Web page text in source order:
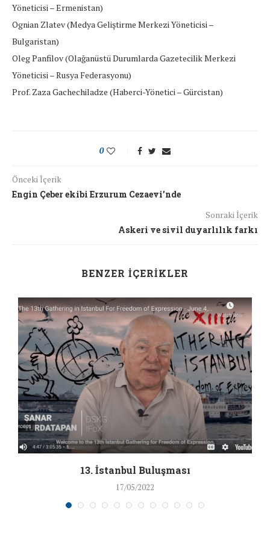
Yöneticisi – Ermenistan)
Ognian Zlatev (Medya Geliştirme Merkezi Yöneticisi –
Bulgaristan)
Oleg Panfilov (Olağanüstü Durumlarda Gazetecilik Merkezi
Yöneticisi – Rusya Federasyonu)
Prof. Zaza Gachechiladze (Haberci-Yönetici – Gürcistan)
0
Önceki İçerik
Engin Çeber ekibi Erzurum Cezaevi’nde
Sonraki İçerik
Askeri ve sivil duyarlılık farkı
BENZER İÇERIKLER
13. İstanbul Buluşması
17/05/2022